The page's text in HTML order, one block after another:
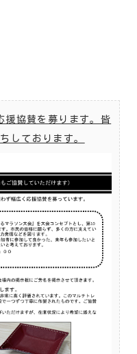
援協賛を募ります。皆
しております。